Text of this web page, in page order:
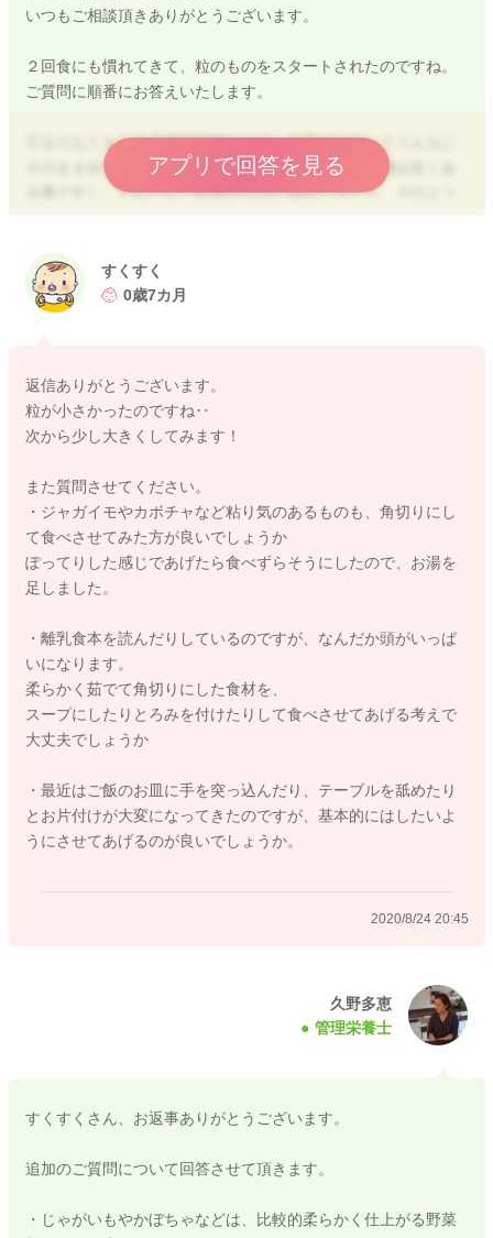
いつもご相談頂きありがとうございます。
２回食にも慣れてきて、粒のものをスタートされたのですね。
ご質問に順番にお答えいたします。
①まだもぐもぐする練習段階なので、丸呑みになってうんちに
そのまま出てきてしまっても大丈夫です。 この時期は良くあ
る事ですし、だんだんと粒状のものに慣れてきたら、そのよう
な事も少なくなってきますので、様子を見て頂いて大丈夫です
もう少し大き目の粒のものはもぐもぐしているご様子はありま
食材が小さすぎたり、水分が多すぎると、もぐもぐしなくても
容易に飲みこめてしまうので丸のみになる事があります。 ３
～５ｍｍくらいの粒のものを与えてみると、飲みこみずらいの
もぐもぐは舌を上あごに押つつけて食材を押しつぶしてから飲
みこむ動きになります。外からみていると、左右の口角が同時
にひかれるように動きます。口が２～３回動けば、もぐもぐ出
来ている状態を思って良いです。 お子様の口元に注目して与
豆腐はもぐもぐの練習にはとても良い食材です。少しずつ大き
くして、もぐもぐの練習をさせてあげると良いですね。
②豆腐の加熱は、離乳食期(１歳～１歳半)までは続けて頂いた方
よろしくお願い致します。
アプリで回答を見る
2020/8/24 20:17
すくすく
0歳7カ月
返信ありがとうございます。
粒が小さかったのですね‥
次から少し大きくしてみます！
また質問させてください。
・ジャガイモやカボチャなど粘り気のあるものも、角切りにし
て食べさせてみた方が良いでしょうか
ぽってりした感じであげたら食べずらそうにしたので、お湯を
足しました。
・離乳食本を読んだりしているのですが、なんだか頭がいっぱ
いになります。
柔らかく茹でて角切りにした食材を、
スープにしたりとろみを付けたりして食べさせてあげる考えで
大丈夫でしょうか
・最近はご飯のお皿に手を突っ込んだり、テーブルを舐めたり
とお片付けが大変になってきたのですが、基本的にはしたいよ
うにさせてあげるのが良いでしょうか。
2020/8/24 20:45
久野多恵
管理栄養士
すくすくさん、お返事ありがとうございます。
追加のご質問について回答させて頂きます。
・じゃがいもやかぼちゃなどは、比較的柔らかく仕上がる野菜